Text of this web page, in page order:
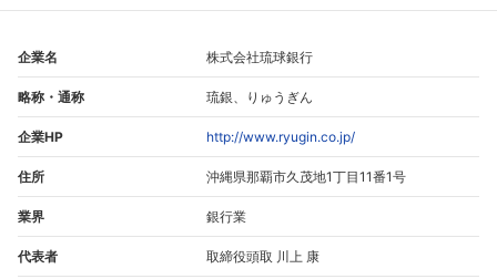
企業名 株式会社琉球銀行
略称・通称 琉銀、りゅうぎん
企業HP http://www.ryugin.co.jp/
住所 沖縄県那覇市久茂地1丁目11番1号
業界 銀行業
代表者 取締役頭取 川上 康